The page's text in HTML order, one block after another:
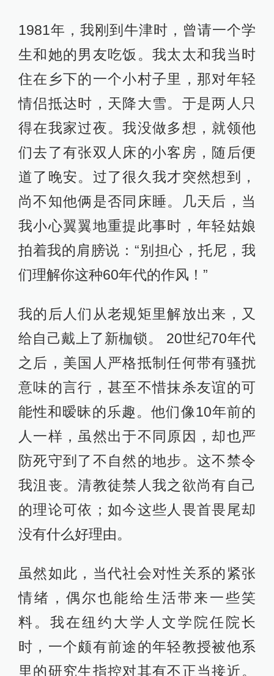
1981年，我刚到牛津时，曾请一个学
生和她的男友吃饭。我太太和我当时
住在乡下的一个小村子里，那对年轻
情侣抵达时，天降大雪。于是两人只
得在我家过夜。我没做多想，就领他
们去了有张双人床的小客房，随后便
道了晚安。过了很久我才突然想到，
尚不知他俩是否同床睡。几天后，当
我小心翼翼地重提此事时，年轻姑娘
拍着我的肩膀说：“别担心，托尼，我
们理解你这种60年代的作风！”
我的后人们从老规矩里解放出来，又
给自己戴上了新枷锁。 20世纪70年代
之后，美国人严格抵制任何带有骚扰
意味的言行，甚至不惜抹杀友谊的可
能性和暧昧的乐趣。他们像10年前的
人一样，虽然出于不同原因，却也严
防死守到了不自然的地步。这不禁令
我沮丧。清教徒禁人我之欲尚有自己
的理论可依；如今这些人畏首畏尾却
没有什么好理由。
虽然如此，当代社会对性关系的紧张
情绪，偶尔也能给生活带来一些笑
料。我在纽约大学人文学院任院长
时，一个颇有前途的年轻教授被他系
里的研究生指控对其有不正当接近。